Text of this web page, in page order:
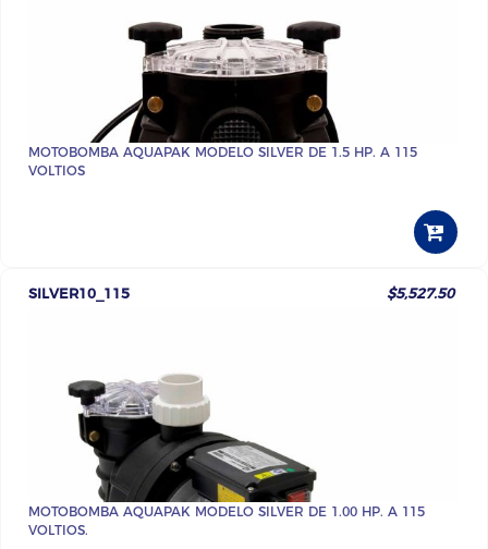
MOTOBOMBA AQUAPAK MODELO SILVER DE 1.5 HP. A 115
VOLTIOS
SILVER10_115 $5,527.50
MOTOBOMBA AQUAPAK MODELO SILVER DE 1.00 HP. A 115
VOLTIOS.